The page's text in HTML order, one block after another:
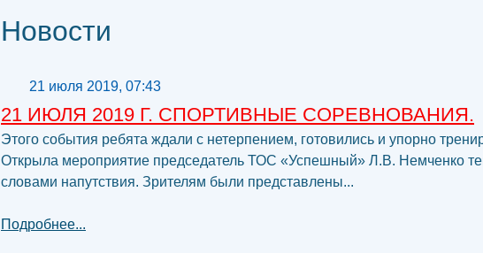
Новости
21 июля 2019, 07:43
21 ИЮЛЯ 2019 Г. СПОРТИВНЫЕ СОРЕВНОВАНИЯ.
Этого события ребята ждали с нетерпением, готовились и упорно
Открыла мероприятие председатель ТОС «Успешный» Л.В. Немченко
словами напутствия. Зрителям были представлены...
Подробнее...